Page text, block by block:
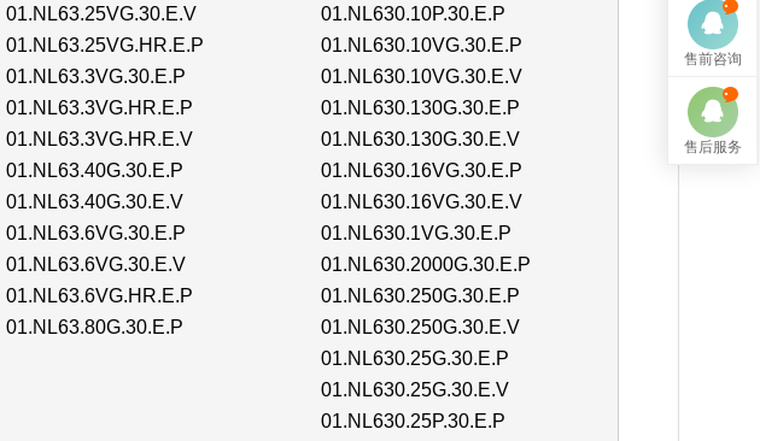
01.NL63.25VG.30.E.V
01.NL630.10P.30.E.P
01.NL63.25VG.HR.E.P
01.NL630.10VG.30.E.P
01.NL63.3VG.30.E.P
01.NL630.10VG.30.E.V
01.NL63.3VG.HR.E.P
01.NL630.130G.30.E.P
01.NL63.3VG.HR.E.V
01.NL630.130G.30.E.V
01.NL63.40G.30.E.P
01.NL630.16VG.30.E.P
01.NL63.40G.30.E.V
01.NL630.16VG.30.E.V
01.NL63.6VG.30.E.P
01.NL630.1VG.30.E.P
01.NL63.6VG.30.E.V
01.NL630.2000G.30.E.P
01.NL63.6VG.HR.E.P
01.NL630.250G.30.E.P
01.NL63.80G.30.E.P
01.NL630.250G.30.E.V
01.NL630.25G.30.E.P
01.NL630.25G.30.E.V
01.NL630.25P.30.E.P
售前咨询
售后服务